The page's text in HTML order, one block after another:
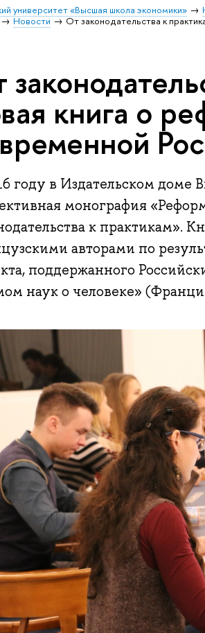
университет «Высшая школа экономики»
Новости От законодательства к
книга о
году в Издательском
монография
к практикам».
авторами по
поддержанного
наук о человеке»